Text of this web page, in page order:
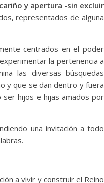
y apertura -sin excluir
representados de alguna
centrados en el poder
la pertenencia a
las diversas búsquedas
y que se dan dentro y fuera
ser hijos e hijas amados por
una invitación a todo
a vivir y construir el Reino